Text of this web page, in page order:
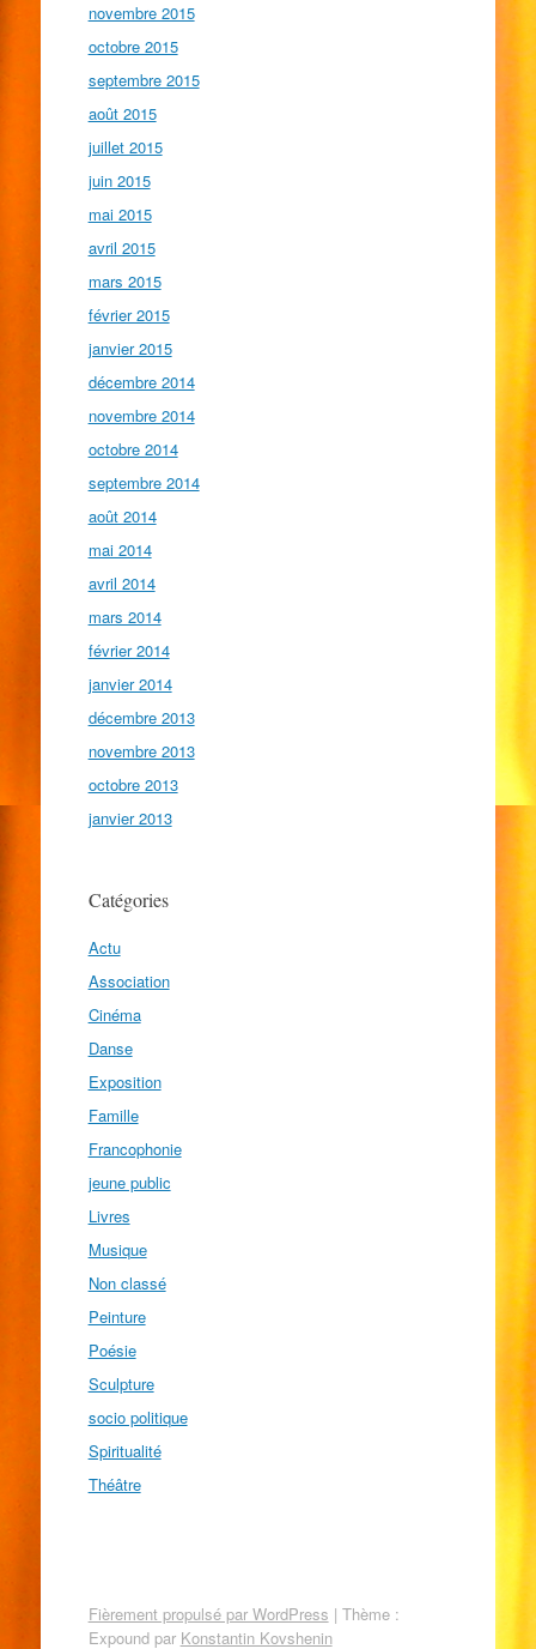
novembre 2015
octobre 2015
septembre 2015
août 2015
juillet 2015
juin 2015
mai 2015
avril 2015
mars 2015
février 2015
janvier 2015
décembre 2014
novembre 2014
octobre 2014
septembre 2014
août 2014
mai 2014
avril 2014
mars 2014
février 2014
janvier 2014
décembre 2013
novembre 2013
octobre 2013
janvier 2013
Catégories
Actu
Association
Cinéma
Danse
Exposition
Famille
Francophonie
jeune public
Livres
Musique
Non classé
Peinture
Poésie
Sculpture
socio politique
Spiritualité
Théâtre
Fièrement propulsé par WordPress | Thème :
Expound par Konstantin Kovshenin